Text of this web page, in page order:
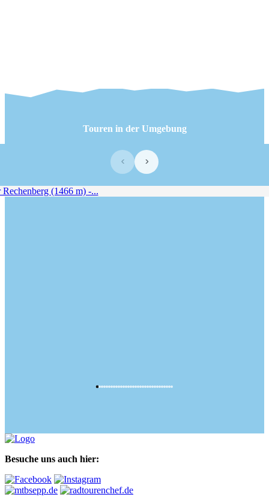
Touren in der Umgebung
‹ ›
Besuche uns auch hier: